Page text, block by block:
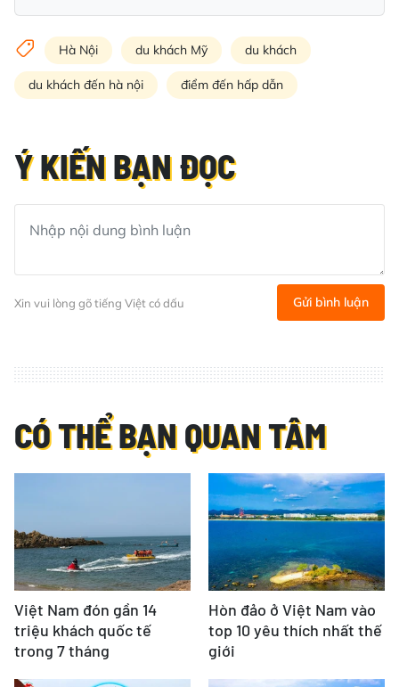
Hà Nội du khách Mỹ du khách
du khách đến hà nội điểm đến hấp dẫn
Ý KIẾN BẠN ĐỌC
Xin vui lòng gõ tiếng Việt có dấu Gửi bình luận
CÓ THỂ BẠN QUAN TÂM
Việt Nam đón gần 14
triệu khách quốc tế
trong 7 tháng
Hòn đảo ở Việt Nam vào
top 10 yêu thích nhất thế
giới